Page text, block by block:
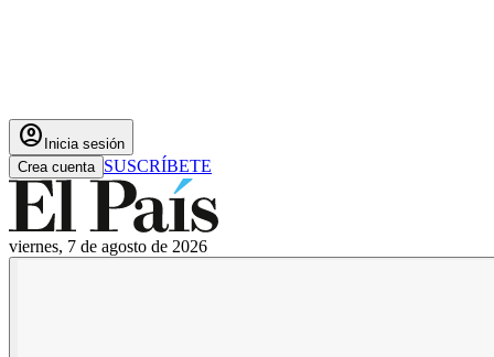
account_circle Inicia sesión
Crea cuenta SUSCRÍBETE
viernes, 7 de agosto de 2026